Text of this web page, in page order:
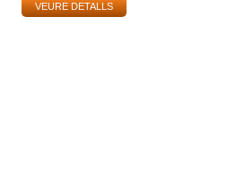
VEURE DETALLS